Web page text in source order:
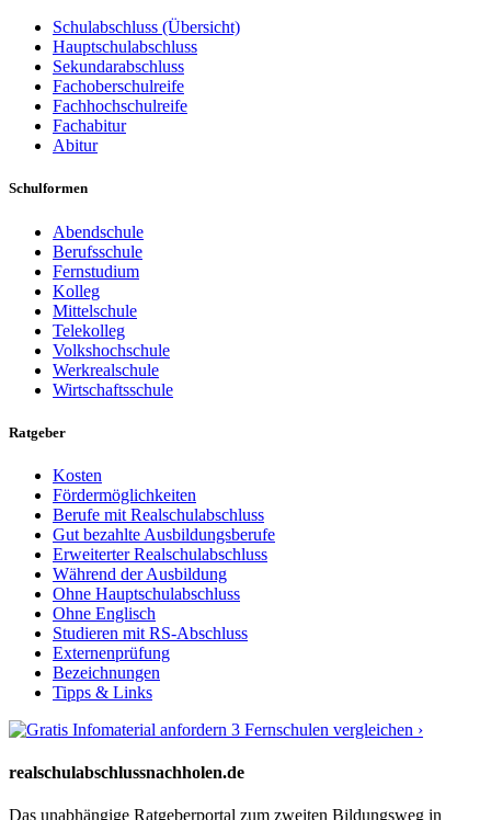
Schulabschluss (Übersicht)
Hauptschulabschluss
Sekundarabschluss
Fachoberschulreife
Fachhochschulreife
Fachabitur
Abitur
Schulformen
Abendschule
Berufsschule
Fernstudium
Kolleg
Mittelschule
Telekolleg
Volkshochschule
Werkrealschule
Wirtschaftsschule
Ratgeber
Kosten
Fördermöglichkeiten
Berufe mit Realschulabschluss
Gut bezahlte Ausbildungsberufe
Erweiterter Realschulabschluss
Während der Ausbildung
Ohne Hauptschulabschluss
Ohne Englisch
Studieren mit RS-Abschluss
Externenprüfung
Bezeichnungen
Tipps & Links
3 Fernschulen vergleichen ›
realschulabschlussnachholen.de
Das unabhängige Ratgeberportal zum zweiten Bildungsweg in